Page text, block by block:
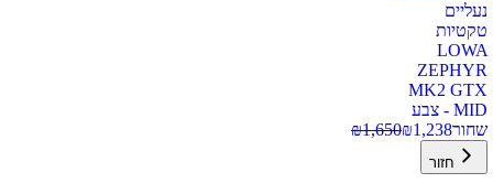
נעליים
טקטיות
LOWA
ZEPHYR
MK2 GTX
MID - צבע
שחור
₪1,238
₪1,650
חזור